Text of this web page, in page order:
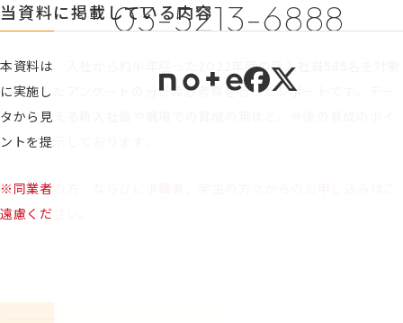
情報セキュリティポリシー
03-5213-6888
当資料に掲載している内容
本資料は、入社から約半年経った2022年度の新入社員585名を対象
に実施したアンケートの分析及び考察を行ったレポートです。デー
タから見える新入社員や職場での育成の現状と、今後の育成のポイ
ントを提示しております。
※同業者の方、ならびに求職者、学生の方々からのお申し込みはご
遠慮ください。